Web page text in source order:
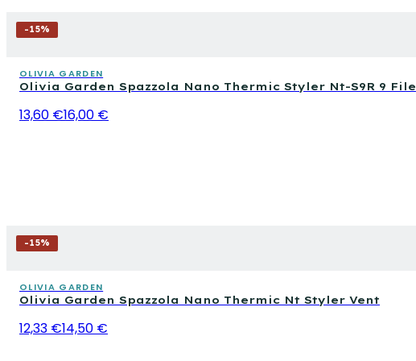
-15%
OLIVIA GARDEN
Olivia Garden Spazzola Nano Thermic Styler Nt-S9R 9 File
13,60 €16,00 €
-15%
OLIVIA GARDEN
Olivia Garden Spazzola Nano Thermic Nt Styler Vent
12,33 €14,50 €